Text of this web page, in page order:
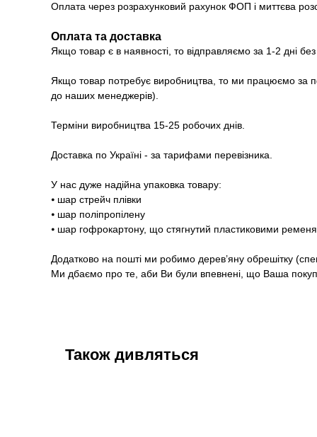
Оплата через розрахунковий рахунок ФОП і миттєва
Оплата та доставка
Якщо товар є в наявності, то відправляємо за 1-2 дні
Якщо товар потребує виробництва, то ми працюємо за
до наших менеджерів).
Терміни виробництва 15-25 робочих днів.
Доставка по Україні - за тарифами перевізника.
У нас дуже надійна упаковка товару:
⦁ шар стрейч плівки
⦁ шар поліпропілену
⦁ шар гофрокартону, що стягнутий пластиковими
Додатково на пошті ми робимо дерев’яну обрешітку
Ми дбаємо про те, аби Ви були впевнені, що Ваша
Також дивляться